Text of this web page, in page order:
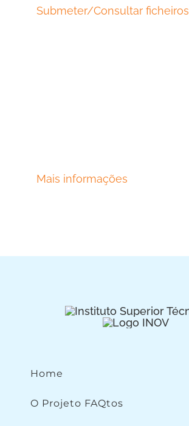
Submeter/Consultar ficheiros
Mais informações
Home
O Projeto FAQtos